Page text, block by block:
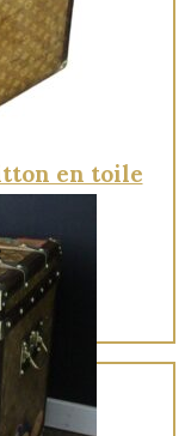
en toile